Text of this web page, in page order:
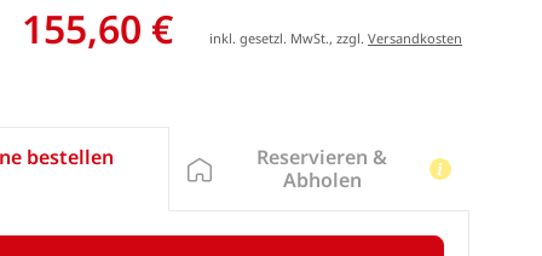
155,60 € inkl. gesetzl. MwSt., zzgl.Versandkosten
bestellen
Reservieren &
Abholen